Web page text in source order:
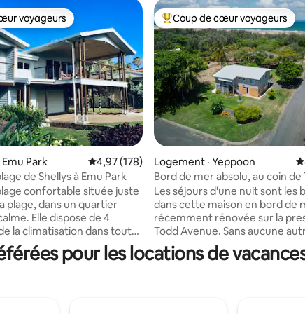
5, 103 commentaires
voyageurs
voyageurs
Park Note moyenne de 4,97 sur 5, 178
4,97 (178)
de Shellys à Emu Park
confortable située juste
plage, dans un quartier
Elle dispose de 4
la climatisation dans toute
Wi-Fi, de livres à lire, d'une
équipée et d'une
Coup de cœur voyageurs
Coup de cœur voyageurs
Logement · Yeppoon
Bord de mer absolu, au coin de
et Kean St.
Les séjours d'une nuit sont les
dans cette maison en bord de
récemment rénovée sur la
Todd Avenue. Sans aucune autre maison
entre vous et l'océan, vous êtes
minutes à pied de la plage
pour les locations de